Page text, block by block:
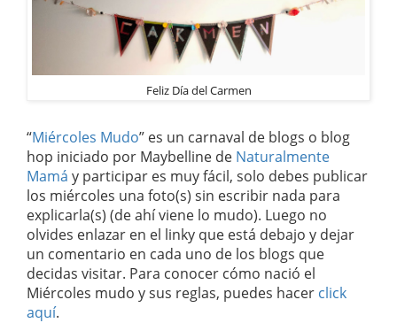
Feliz Día del Carmen
“Miércoles Mudo” es un carnaval de blogs o blog
hop iniciado por Maybelline de Naturalmente
Mamá y participar es muy fácil, solo debes publicar
los miércoles una foto(s) sin escribir nada para
explicarla(s) (de ahí viene lo mudo). Luego no
olvides enlazar en el linky que está debajo y dejar
un comentario en cada uno de los blogs que
decidas visitar. Para conocer cómo nació el
Miércoles mudo y sus reglas, puedes hacer click
aquí.